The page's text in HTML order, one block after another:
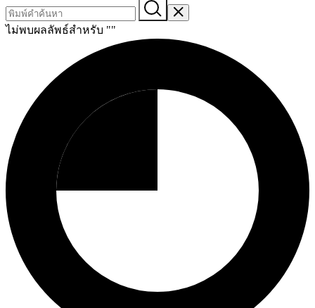
ไม่พบผลลัพธ์สำหรับ ""